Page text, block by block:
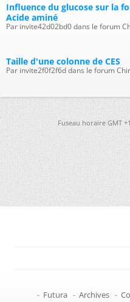
Influence du glucose sur la
Acide aminé
Par invite42d02bd0 dans le forum
Taille d'une colonne de CES
Par invite2f0f2f6d dans le forum
Fuseau horaire GMT
- Futura - Archives -